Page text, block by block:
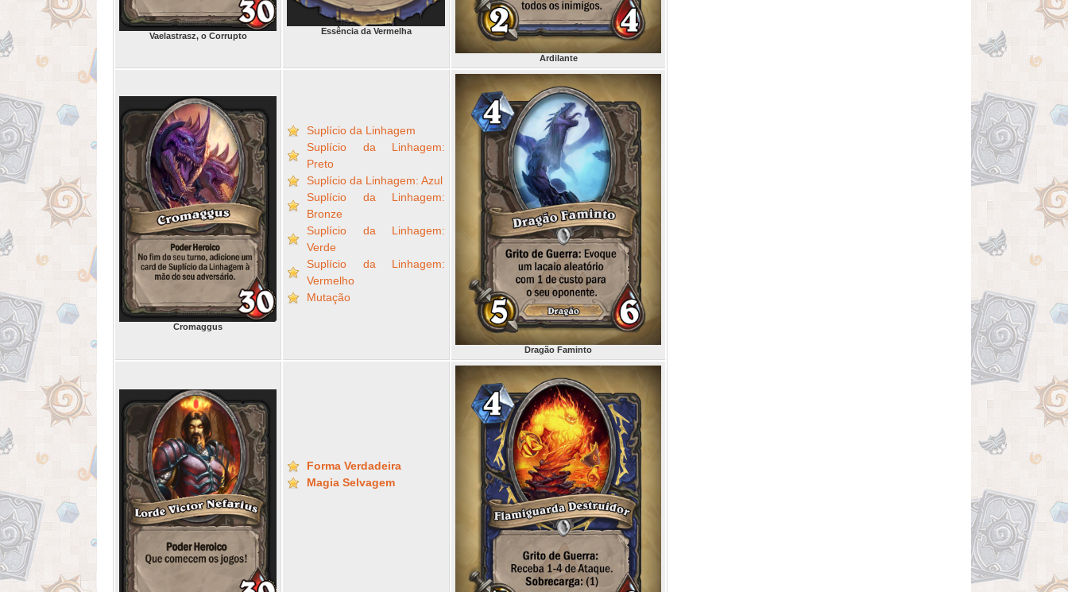
Vaelastrasz, o Corrupto
Essência da Vermelha
Ardilante
Cromaggus
Suplício da Linhagem
Suplício da Linhagem:
Preto
Suplício da Linhagem: Azul
Suplício da Linhagem:
Bronze
Suplício da Linhagem:
Verde
Suplício da Linhagem:
Vermelho
Mutação
Dragão Faminto
Forma Verdadeira
Magia Selvagem